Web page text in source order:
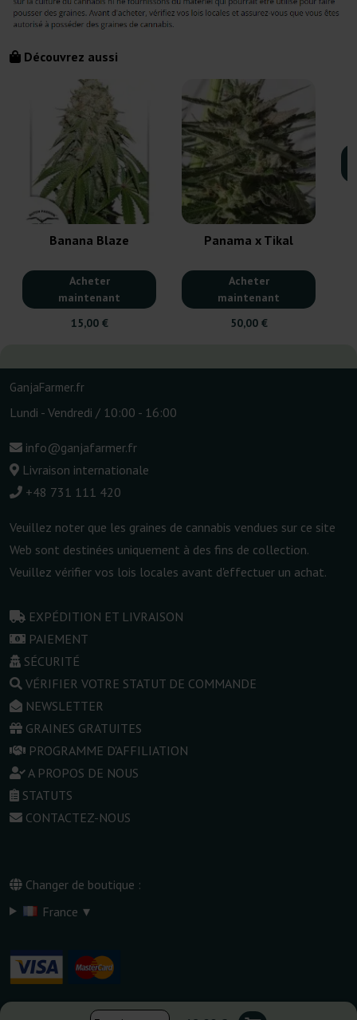
Découvrez aussi
Banana Blaze
Acheter
maintenant
15,00 €
Panama x Tikal
Acheter
maintenant
50,00 €
GanjaFarmer.fr
Lundi - Vendredi / 10:00 - 16:00
info@ganjafarmer.fr
Livraison internationale
+48 731 111 420
Veuillez noter que les graines de cannabis vendues sur ce site
Web sont destinées uniquement à des fins de collection.
Veuillez vérifier vos lois locales avant d'effectuer un achat.
EXPÉDITION ET LIVRAISON
PAIEMENT
SÉCURITÉ
VÉRIFIER VOTRE STATUT DE COMMANDE
NEWSLETTER
GRAINES GRATUITES
PROGRAMME D'AFFILIATION
A PROPOS DE NOUS
STATUTS
CONTACTEZ-NOUS
Changer de boutique :
France ▾